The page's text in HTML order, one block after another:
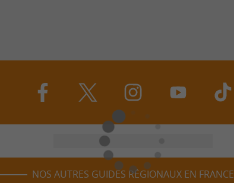
NOS AUTRES GUIDES RÉGIONAUX EN FRANCE